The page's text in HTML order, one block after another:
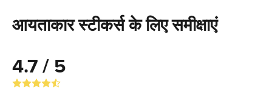
आयताकार स्टीकर्स के लिए समीक्षाएं
4.7 / 5